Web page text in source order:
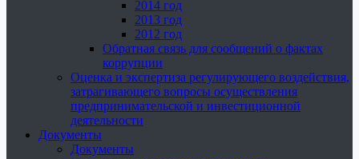
2014 год
2013 год
2012 год
Обратная связь для сообщений о фактах
коррупции
Оценка и экспертиза регулирующего воздействия,
затрагивающего вопросы осуществления
предпринимательской и инвестиционной
деятельности
Документы
Документы